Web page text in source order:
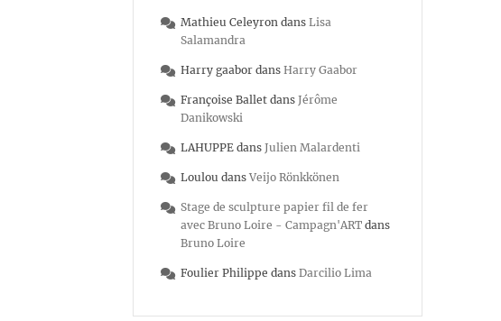
Mathieu Celeyron dans Lisa
Salamandra
Harry gaabor dans Harry Gaabor
Françoise Ballet dans Jérôme
Danikowski
LAHUPPE dans Julien Malardenti
Loulou dans Veijo Rönkkönen
Stage de sculpture papier fil de fer
avec Bruno Loire - Campagn'ART dans
Bruno Loire
Foulier Philippe dans Darcilio Lima